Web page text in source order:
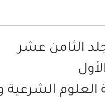
الثامن عشر
العلوم الشرعية